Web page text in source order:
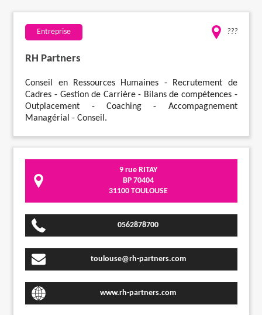
Travaux
Santé
Plus
Entreprise ???
RH Partners
Conseil en Ressources Humaines - Recrutement de
Cadres - Gestion de Carrière - Bilans de compétences -
Outplacement - Coaching - Accompagnement
Managérial - Conseil.
9 rue RITAY
BP 70404
31100 TOULOUSE
0562878700
toulouse@rh-partners.com
www.rh-partners.com